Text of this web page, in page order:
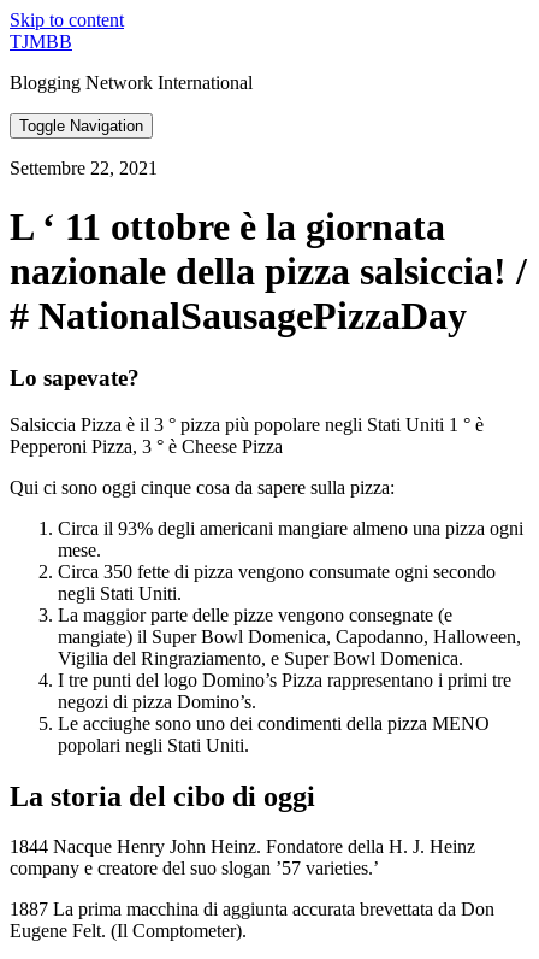
Skip to content
TJMBB
Blogging Network International
Toggle Navigation
Settembre 22, 2021
L ‘ 11 ottobre è la giornata
nazionale della pizza salsiccia! /
# NationalSausagePizzaDay
Lo sapevate?
Salsiccia Pizza è il 3 ° pizza più popolare negli Stati Uniti 1 ° è
Pepperoni Pizza, 3 ° è Cheese Pizza
Qui ci sono oggi cinque cosa da sapere sulla pizza:
Circa il 93% degli americani mangiare almeno una pizza ogni
mese.
Circa 350 fette di pizza vengono consumate ogni secondo
negli Stati Uniti.
La maggior parte delle pizze vengono consegnate (e
mangiate) il Super Bowl Domenica, Capodanno, Halloween,
Vigilia del Ringraziamento, e Super Bowl Domenica.
I tre punti del logo Domino’s Pizza rappresentano i primi tre
negozi di pizza Domino’s.
Le acciughe sono uno dei condimenti della pizza MENO
popolari negli Stati Uniti.
La storia del cibo di oggi
1844 Nacque Henry John Heinz. Fondatore della H. J. Heinz
company e creatore del suo slogan ’57 varieties.’
1887 La prima macchina di aggiunta accurata brevettata da Don
Eugene Felt. (Il Comptometer).